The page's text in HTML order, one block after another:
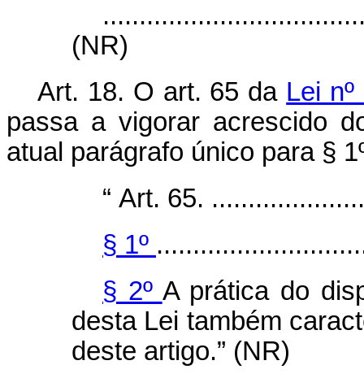
(NR)
Art. 18. O art. 65 da Lei
passa a vigorar acrescido
atual parágrafo único para §
“ Art. 65.
§ 1º
§ 2º A prática do
desta Lei também
deste artigo.” (NR)